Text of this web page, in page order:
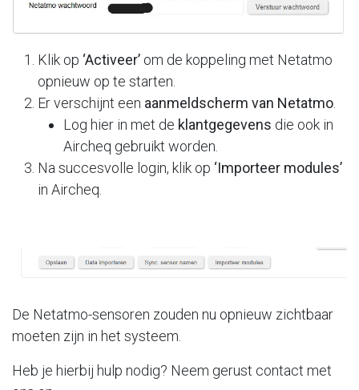
Klik op ‘Activeer’ om de koppeling met Netatmo
opnieuw op te starten.
Er verschijnt een aanmeldscherm van Netatmo.
Log hier in met de klantgegevens die ook in
Aircheq gebruikt worden.
Na succesvolle login, klik op ‘Importeer modules’
in Aircheq.
De Netatmo-sensoren zouden nu opnieuw zichtbaar
moeten zijn in het systeem.
Heb je hierbij hulp nodig? Neem gerust contact met